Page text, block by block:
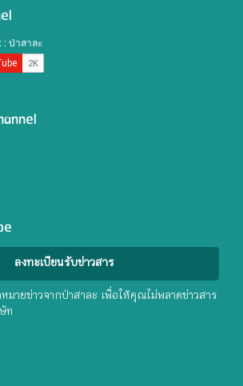
ลงทะเบียนรับข่าวสาร
มายข่าวจากป่าสาละ เพื่อให้คุณไม่พลาดข่าวสาร
ท